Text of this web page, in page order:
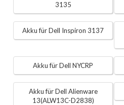
3135
Akku für Dell Inspiron 3137
Akku für Dell NYCRP
Akku für Dell Alienware
13(ALW13C-D2838)